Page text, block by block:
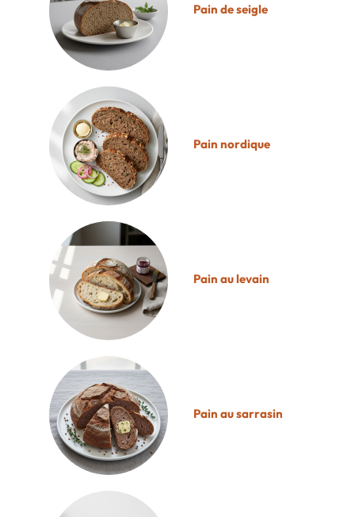
Pain de seigle
Pain nordique
Pain au levain
Pain au sarrasin